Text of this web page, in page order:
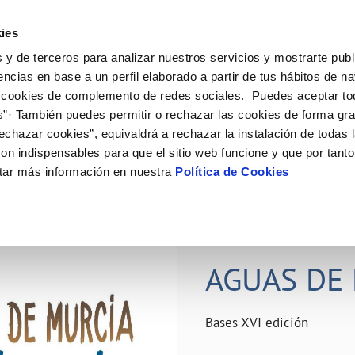
y de terceros para analizar nuestros servicios y mostrarte
en base a un perfil elaborado a partir de tus hábitos de
de complemento de redes sociales. Puedes aceptar
También puedes permitir o rechazar las cookies de forma
cookies”, equivaldrá a rechazar la instalación de todas
indispensables para que el sitio web funcione y que por
más información en nuestra Política de Cookies
de titular
de suministro
MODIFICACIÓN DE DATOS
Actualizar datos bancários
Actualizar datos de
VER TODAS LAS GESTIONES
Tu Servicio
AL CLIENTE
contacto
COMPROMISO DE SERVICIO
Carta de compromisos
Customer Counsel (Defensa del
Tu Agua
del agua
consumidor
CUIDADOS DEL AGUA
Consejos de ahorro
Depósitos comunitarios
comunitarios
Conócenos
DE GESTIÓN Y CERTIFICADOS
PERFIL DEL CONTRATANTE
Plataforma de contratación del
público
Licitaciones en curso
AGUAS
Bases XVI edición